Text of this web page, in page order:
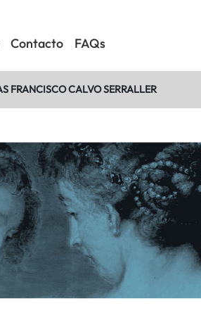
Contacto FAQs
FRANCISCO CALVO SERRALLER